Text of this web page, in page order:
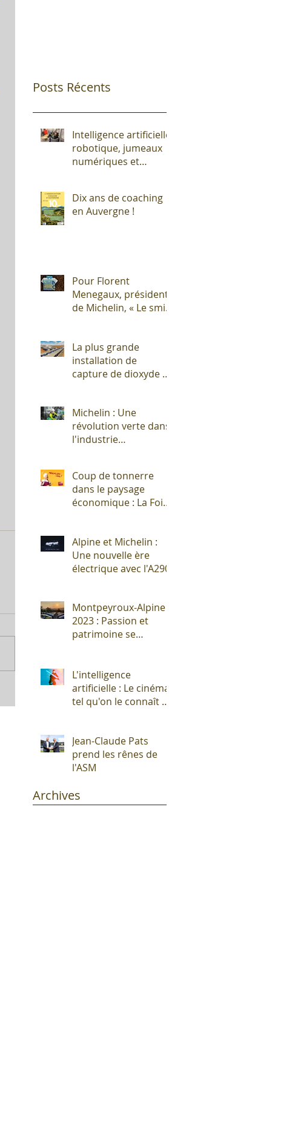
Posts Récents
Intelligence artificielle,
robotique, jumeaux
numériques et
défis pour l'industrie !
Dix ans de coaching
en Auvergne !
Pour Florent
Menegaux, président
de Michelin, « Le smic
La plus grande
installation de
capture de dioxyde de
terre !
Michelin : Une
révolution verte dans
l'industrie
Coup de tonnerre
dans le paysage
économique : La Foire
c'est fini !
Alpine et Michelin :
Une nouvelle ère
électrique avec l'A290
Montpeyroux-Alpine
2023 : Passion et
patrimoine se
L'intelligence
artificielle : Le cinéma
tel qu'on le connaît vit
Jean-Claude Pats
prend les rênes de
l'ASM
Archives